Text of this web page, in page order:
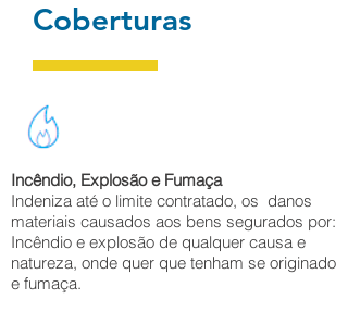
Coberturas
Incêndio, Explosão e Fumaça
Indeniza até o limite contratado, os danos
materiais causados aos bens segurados por:
Incêndio e explosão de qualquer causa e
natureza, onde quer que tenham se originado
e fumaça.